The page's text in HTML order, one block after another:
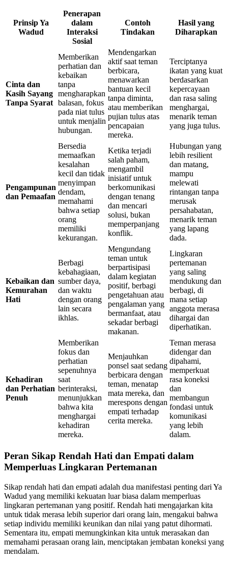
Prinsip Ya
Wadud
Penerapan
dalam
Interaksi
Sosial
Contoh
Tindakan
Hasil yang
Diharapkan
Cinta dan
Kasih Sayang
Tanpa Syarat
Memberikan
perhatian dan
kebaikan
tanpa
mengharapkan
balasan, fokus
pada niat tulus
untuk menjalin
hubungan.
Mendengarkan
aktif saat teman
berbicara,
menawarkan
bantuan kecil
tanpa diminta,
atau memberikan
pujian tulus atas
pencapaian
mereka.
Terciptanya
ikatan yang kuat
berdasarkan
kepercayaan
dan rasa saling
menghargai,
menarik teman
yang juga tulus.
Pengampunan
dan Pemaafan
Bersedia
memaafkan
kesalahan
kecil dan tidak
menyimpan
dendam,
memahami
bahwa setiap
orang
memiliki
kekurangan.
Ketika terjadi
salah paham,
mengambil
inisiatif untuk
berkomunikasi
dengan tenang
dan mencari
solusi, bukan
memperpanjang
konflik.
Hubungan yang
lebih resilient
dan matang,
mampu
melewati
rintangan tanpa
merusak
persahabatan,
menarik teman
yang lapang
dada.
Kebaikan dan
Kemurahan
Hati
Berbagi
kebahagiaan,
sumber daya,
dan waktu
dengan orang
lain secara
ikhlas.
Mengundang
teman untuk
berpartisipasi
dalam kegiatan
positif, berbagi
pengetahuan atau
pengalaman yang
bermanfaat, atau
sekadar berbagi
makanan.
Lingkaran
pertemanan
yang saling
mendukung dan
berbagi, di
mana setiap
anggota merasa
dihargai dan
diperhatikan.
Kehadiran
dan Perhatian
Penuh
Memberikan
fokus dan
perhatian
sepenuhnya
saat
berinteraksi,
menunjukkan
bahwa kita
menghargai
kehadiran
mereka.
Menjauhkan
ponsel saat sedang
berbicara dengan
teman, menatap
mata mereka, dan
merespons dengan
empati terhadap
cerita mereka.
Teman merasa
didengar dan
dipahami,
memperkuat
rasa koneksi
dan
membangun
fondasi untuk
komunikasi
yang lebih
dalam.
Peran Sikap Rendah Hati dan Empati dalam
Memperluas Lingkaran Pertemanan
Sikap rendah hati dan empati adalah dua manifestasi penting dari Ya
Wadud yang memiliki kekuatan luar biasa dalam memperluas
lingkaran pertemanan yang positif. Rendah hati mengajarkan kita
untuk tidak merasa lebih superior dari orang lain, mengakui bahwa
setiap individu memiliki keunikan dan nilai yang patut dihormati.
Sementara itu, empati memungkinkan kita untuk merasakan dan
memahami perasaan orang lain, menciptakan jembatan koneksi yang
mendalam.